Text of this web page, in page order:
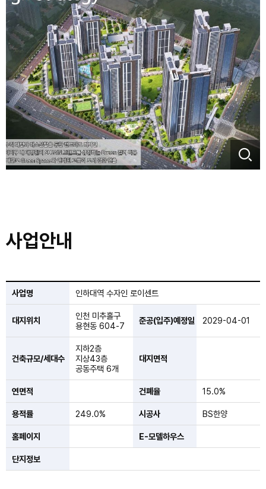
사업안내
사업명 인하대역 수자인 로이센트
대지위치
인천 미추홀구
용현동 604-7
준공(입주)예정일 2029-04-01
건축규모/세대수
지하2층
지상43층
공동주택 6개
대지면적
연면적 건폐율 15.0%
용적률 249.0% 시공사 BS한양
홈페이지 E-모델하우스
단지정보